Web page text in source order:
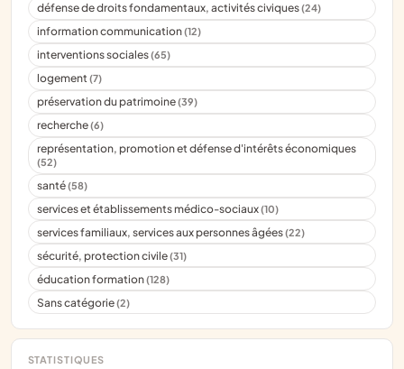
défense de droits fondamentaux, activités civiques(24)
information communication(12)
interventions sociales(65)
logement(7)
préservation du patrimoine(39)
recherche(6)
représentation, promotion et défense d'intérêts économiques
(52)
santé(58)
services et établissements médico-sociaux(10)
services familiaux, services aux personnes âgées(22)
sécurité, protection civile(31)
éducation formation(128)
Sans catégorie(2)
STATISTIQUES